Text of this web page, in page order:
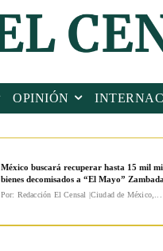
OPINIÓN
México buscará recuperar hasta 15 mil
bienes decomisados a “El Mayo”
Por: Redacción El Censal |Ciudad de México,...